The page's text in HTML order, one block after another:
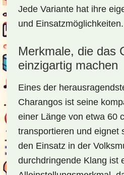
Jede Variante hat ihre
und Einsatzmöglichkeiten.
Merkmale, die das
einzigartig machen
Eines der
Charangos ist seine
einer Länge von etwa 60
transportieren und eignet
den Einsatz in der
durchdringende Klang ist